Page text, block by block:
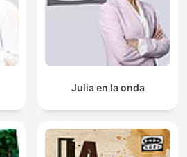
Julia en la onda